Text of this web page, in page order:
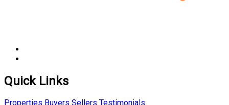
Quick Links
Properties Buyers Sellers Testimonials